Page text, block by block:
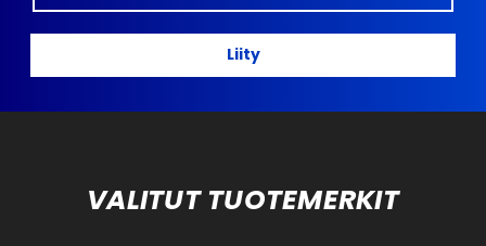
Liity
VALITUT TUOTEMERKIT